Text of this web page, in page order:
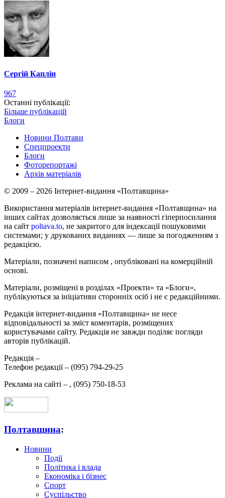
Сергій Каплін
967
Останні публікації:
Більше публікацій
Блоги
Новини Полтави
Спецпроекти
Блоги
Фоторепортажі
Архів матеріалів
© 2009 – 2026 Інтернет-видання «Полтавщина»
Використання матеріалів інтернет-видання «Полтавщина» на
інших сайтах дозволяється лише за наявності гіперпосилання
на сайт poltava.to, не закритого для індексації пошуковими
системами; у друкованих виданнях — лише за погодженням з
редакцією.
Матеріали, позначені написом , опубліковані на комерційній
основі.
Матеріали, розміщені в розділах «Проекти» та «Блоги»,
публікуються за ініціативи сторонніх осіб і не є редакційними.
Редакція інтернет-видання «Полтавщина» не несе
відповідальності за зміст коментарів, розміщених
користувачами сайту. Редакція не завжди поділяє погляди
авторів публікацій.
Редакція –
Телефон редакції – (095) 794-29-25
Реклама на сайті – , (095) 750-18-53
Полтавщина:
Новини
Події
Політика і влада
Економіка і бізнес
Спорт
Суспільство